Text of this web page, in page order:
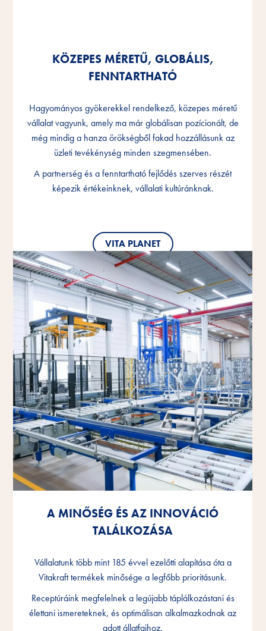
KÖZEPES MÉRETŰ, GLOBÁLIS,
FENNTARTHATÓ
Hagyományos gyökerekkel rendelkező, közepes méretű
vállalat vagyunk, amely ma már globálisan pozícionált, de
még mindig a hanza örökségből fakad hozzállásunk az
üzleti tevékénység minden szegmensében.
A partnerség és a fenntartható fejlődés szerves részét
képezik értékeinknek, vállalati kultúránknak.
VITA PLANET
KÖZEPES MÉRETŰ, GLOBÁLIS,
FENNTARTHATÓ
Hagyományos gyökerekkel rendelkező, közepes méretű
vállalat vagyunk, amely ma már globálisan pozícionált, de
még mindig a hanza örökségből fakad hozzállásunk az
üzleti tevékénység minden szegmensében.
A partnerség és a fenntartható fejlődés szerves részét
képezik értékeinknek, vállalati kultúránknak.
VITA PLANET
KÖZEPES MÉRETŰ, GLOBÁLIS,
FENNTARTHATÓ
Hagyományos gyökerekkel rendelkező, közepes méretű
vállalat vagyunk, amely ma már globálisan pozícionált, de
még mindig a hanza örökségből fakad hozzállásunk az
üzleti tevékénység minden szegmensében.
A partnerség és a fenntartható fejlődés szerves részét
képezik értékeinknek, vállalati kultúránknak.
VITA PLANET
A MINŐSÉG ÉS AZ INNOVÁCIÓ
TALÁLKOZÁSA
Vállalatunk több mint 185 évvel ezelőtti alapítása óta a
Vitakraft termékek minősége a legfőbb prioritásunk.
Receptúráink megfelelnek a legújabb táplálkozástani és
élettani ismereteknek, és optimálisan alkalmazkodnak az
adott állatfajhoz.
A MINŐSÉG ÉS AZ INNOVÁCIÓ
TALÁLKOZÁSA
Vállalatunk több mint 185 évvel ezelőtti alapítása óta a
Vitakraft termékek minősége a legfőbb prioritásunk.
Receptúráink megfelelnek a legújabb táplálkozástani és
élettani ismereteknek, és optimálisan alkalmazkodnak az
adott állatfajhoz.
A MINŐSÉG ÉS AZ INNOVÁCIÓ
TALÁLKOZÁSA
Vállalatunk több mint 185 évvel ezelőtti alapítása óta a
Vitakraft termékek minősége a legfőbb prioritásunk.
Receptúráink megfelelnek a legújabb táplálkozástani és
élettani ismereteknek, és optimálisan alkalmazkodnak az
adott állatfajhoz.